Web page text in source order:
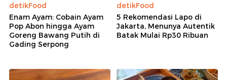
detikFood
Enam Ayam: Cobain Ayam
Pop Abon hingga Ayam
Goreng Bawang Putih di
Gading Serpong
detikFood
5 Rekomendasi Lapo di
Jakarta, Menunya Autentik
Batak Mulai Rp30 Ribuan